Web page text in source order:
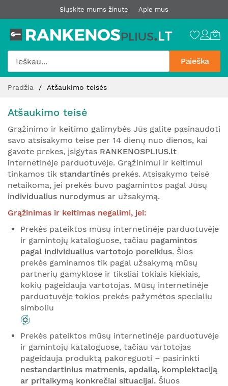
Siųskite mums žinutę Apie mus
Paieška
Pereiti
prie
Pradžia Atšaukimo teisės
Atšaukimo teisė
Grąžinimo ir keitimo galimybės Jūs galite pasinaudoti
savo atsisakymo teise per 14 dienų nuo dienos, kai
gavote prekes, įsigytas RANKENOSPLIUS.lt
internetinėje parduotuvėje. Grąžinimui ir keitimui
tinkamos tik standartinės prekės. Atsisakymo teisė
netaikoma, jei prekės buvo pagamintos pagal Jūsų
individualius nurodymus ar užsakymą.
Grąžinimas ir keitimas negalimi, jei:
Prekės pateiktos mūsų internetinėje parduotuvėje
ir gamintojų kataloguose, tačiau pagamintos
pagal individualius vartotojo poreikius. Šios
prekės gaminamos tik pagal užsakymą mūsų
partnerių gamyklose ir tiksliai tokiais kiekiais,
kokių pageidauja vartotojas. Mūsų internetinėje
parduotuvėje tokios prekės pažymėtos specialiu
simboliu
Prekės pateiktos mūsų internetinėje parduotuvėje
ir gamintojų kataloguose, tačiau vartotojas
pageidauja produktą pakoreguoti – pasirinkti
nestandartinius matmenis, apdailą, komplektaciją
ar pritaikymą konkrečiai situacijai. Šiuos